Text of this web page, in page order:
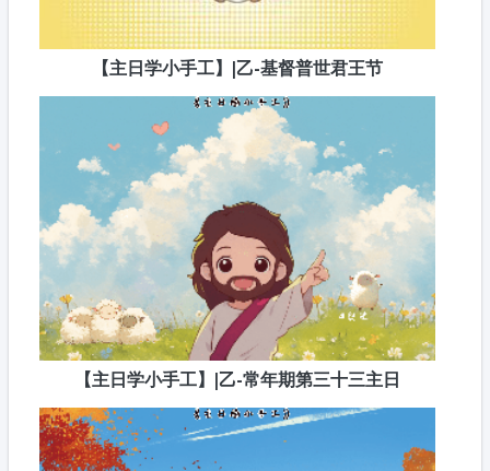
【主日学小手工】|乙-基督普世君王节
【主日学小手工】|乙-常年期第三十三主日